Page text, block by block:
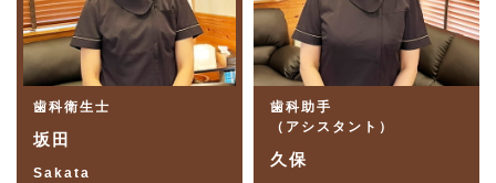
歯科衛生士
坂田
Sakata
歯科助手
（アシスタント）
久保